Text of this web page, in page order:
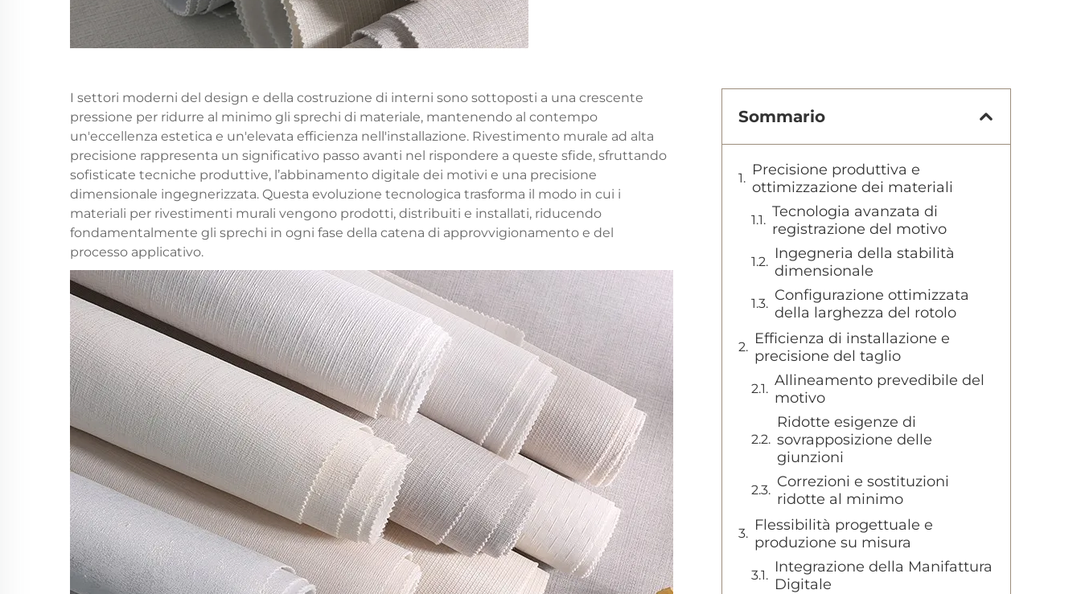
I settori moderni del design e della costruzione di interni sono sottoposti a una crescente
pressione per ridurre al minimo gli sprechi di materiale, mantenendo al contempo
un'eccellenza estetica e un'elevata efficienza nell'installazione. Rivestimento murale ad alta
precisione rappresenta un significativo passo avanti nel rispondere a queste sfide, sfruttando
sofisticate tecniche produttive, l’abbinamento digitale dei motivi e una precisione
dimensionale ingegnerizzata. Questa evoluzione tecnologica trasforma il modo in cui i
materiali per rivestimenti murali vengono prodotti, distribuiti e installati, riducendo
fondamentalmente gli sprechi in ogni fase della catena di approvvigionamento e del
processo applicativo.
Sommario
Precisione produttiva e
ottimizzazione dei materiali
Tecnologia avanzata di
registrazione del motivo
Ingegneria della stabilità
dimensionale
Configurazione ottimizzata
della larghezza del rotolo
Efficienza di installazione e
precisione del taglio
Allineamento prevedibile del
motivo
Ridotte esigenze di
sovrapposizione delle
giunzioni
Correzioni e sostituzioni
ridotte al minimo
Flessibilità progettuale e
produzione su misura
Integrazione della Manifattura
Digitale